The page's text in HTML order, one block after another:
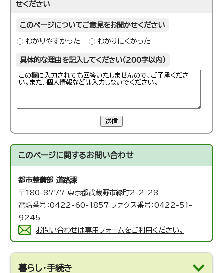
せください
このページについてご意見をお聞かせください
わかりやすかった わかりにくかった
具体的な理由を記入してください（200字以内）
送信
このページに関するお問い合わせ
都市整備部 道路課
〒180-8777 東京都武蔵野市緑町2-2-28
電話番号：0422-60-1857 ファクス番号：0422-51-
9245
お問い合わせは専用フォームをご利用ください。
暮らし・手続き